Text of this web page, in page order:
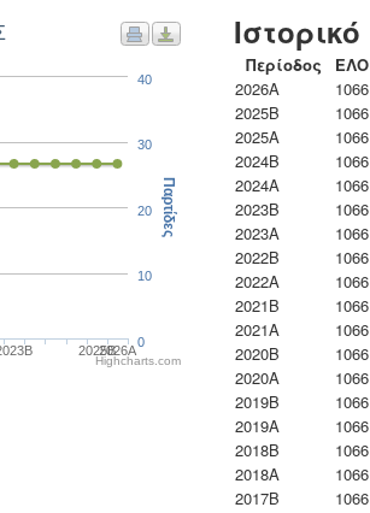
2025B2026A
0
10
20
30
40
Παρτίδες
Highcharts.com
Ιστορικό
Περίοδος ΕΛΟ
2026A
1066
2025B
1066
2025A
1066
2024B
1066
2024A
1066
2023B
1066
2023Α
1066
2022B
1066
2022A
1066
2021B
1066
2021A
1066
2020B
1066
2020A
1066
2019B
1066
2019A
1066
2018B
1066
2018A
1066
2017B
1066